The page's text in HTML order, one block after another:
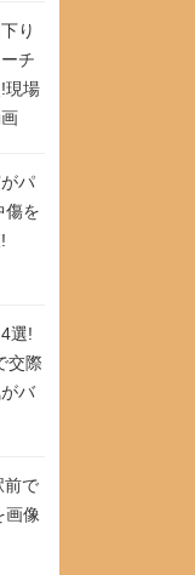
り
チ
現場
パ
傷を
選!
交際
バ
前で
画像